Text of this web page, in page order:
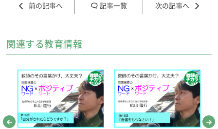
記事一覧
関連する教育情報